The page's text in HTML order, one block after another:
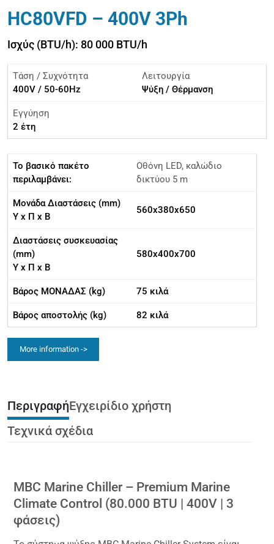
HC80VFD – 400V 3Ph
Ισχύς (BTU/h): 80 000 BTU/h
Τάση / Συχνότητα
400V / 50-60Hz
Λειτουργία
Ψύξη / Θέρμανση
Εγγύηση
2 έτη
Το βασικό πακέτο
περιλαμβάνει:
Οθόνη LED, καλώδιο
δικτύου 5 m
Μονάδα Διαστάσεις (mm)
Υ x Π x Β
560x380x650
Διαστάσεις συσκευασίας
(mm)
Υ x Π x Β
580x400x700
Βάρος ΜΟΝΑΔΑΣ (kg) 75 κιλά
Βάρος αποστολής (kg) 82 κιλά
More information ->
ΠεριγραφήΕγχειρίδιο χρήστη
Τεχνικά σχέδια
MBC Marine Chiller – Premium Marine
Climate Control (80.000 BTU | 400V | 3
φάσεις)